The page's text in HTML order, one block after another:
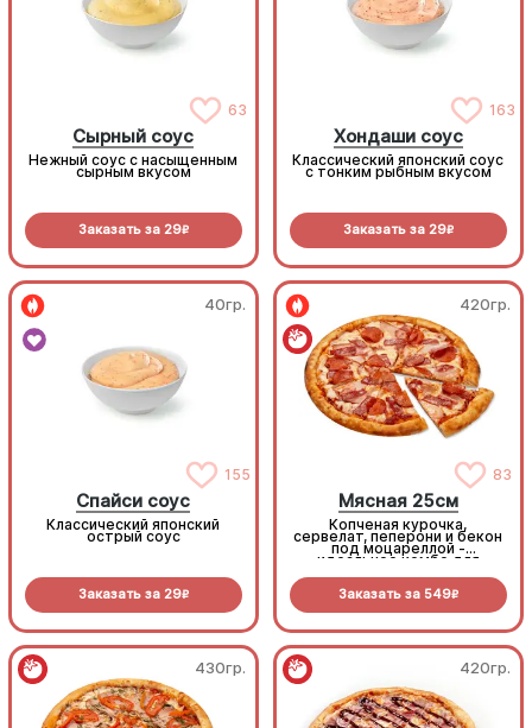
63
Сырный соус
Нежный соус с насыщенным
сырным вкусом
Заказать за 29R
163
Хондаши соус
Классический японский соус
с тонким рыбным вкусом
Заказать за 29R
40гр.
155
Спайси соус
Классический японский
острый соус
Заказать за 29R
420гр.
83
Мясная 25см
Копченая курочка,
сервелат, пеперони и бекон
под моцареллой -
идеальное комбо для
Заказать за 549R
430гр. 420гр.